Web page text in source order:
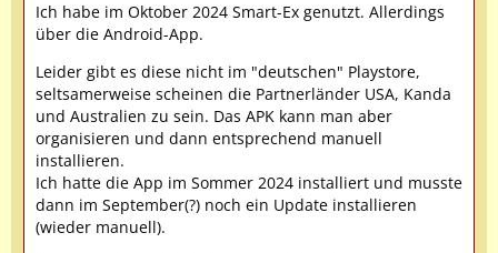
Ich habe im Oktober 2024 Smart-Ex genutzt. Allerdings
über die Android-App.
Leider gibt es diese nicht im "deutschen" Playstore,
seltsamerweise scheinen die Partnerländer USA, Kanda
und Australien zu sein. Das APK kann man aber
organisieren und dann entsprechend manuell
installieren.
Ich hatte die App im Sommer 2024 installiert und musste
dann im September(?) noch ein Update installieren
(wieder manuell).